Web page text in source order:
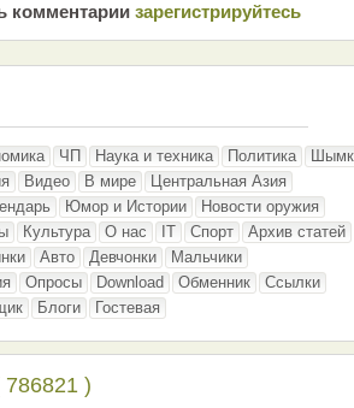
комментарии зарeгиcтрирyйтeсь
ЧП Наука и техника Политика
Видео В мире
Центральная Азия
Юмор и Истории
Новости оружия
Культура О нас IT Спорт
Архив статей
Авто Девчонки
Мальчики
Опросы Download Обменник
Ссылки
Блоги Гостевая
)